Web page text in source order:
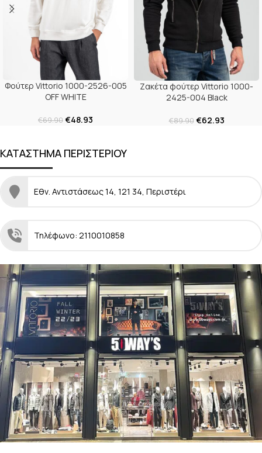
Φούτερ Vittorio 1000-2526-005
OFF WHITE
€69.90€48.93
Ζακέτα φούτερ Vittorio 1000-
2425-004 Black
€89.90 €62.93
ΚΑΤΑΣΤΗΜΑ ΠΕΡΙΣΤΕΡΙΟΥ
Εθν. Αντιστάσεως 14, 121 34, Περιστέρι
Τηλέφωνο: 2110010858